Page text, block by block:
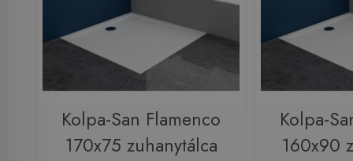
Kolpa-San Flamenco
170x75 zuhanytálca
Kolpa-
160x90